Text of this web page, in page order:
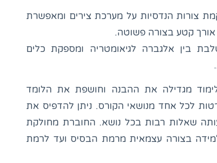
צורות הנדסיות על מערכת צירים ומאפשרת
אורך קטע בצורה פשוטה.
בין אלגברה לגיאומטריה ומספקת כלים
מגדילה את ההבנה וחושפת את הלומד
לכל אחד מנושאי הקורס. ניתן להדפיס את
שאלות רבות בכל נושא. החוברת מחולקת
בצורה עצמאית מרמת הבסיס ועד לרמת